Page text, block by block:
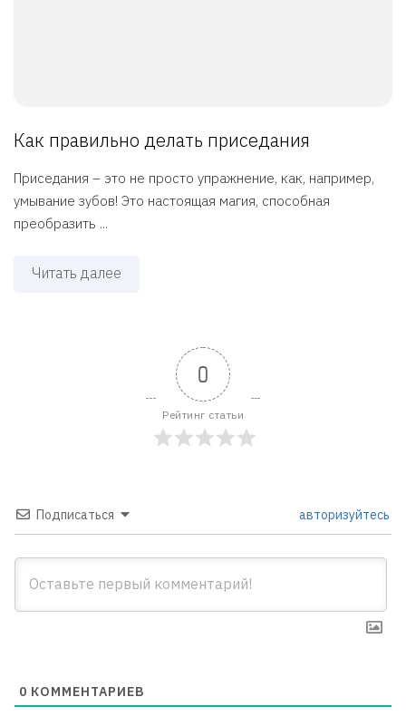
Как правильно делать приседания
Приседания – это не просто упражнение, как, например,
умывание зубов! Это настоящая магия, способная
преобразить ...
Читать далее
0
Рейтинг статьи
Подписаться авторизуйтесь
0 КОММЕНТАРИЕВ